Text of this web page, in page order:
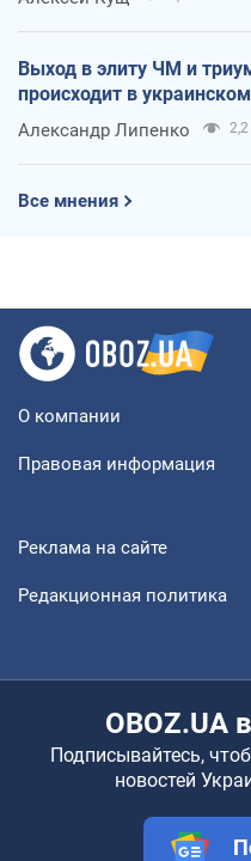
Выход в элиту ЧМ и
происходит в
Александр Липенко 2,2
Все мнения
О компании
Правовая информация
Реклама на сайте
Редакционная политика
OBOZ.UA
Подписывайтесь,
новостей